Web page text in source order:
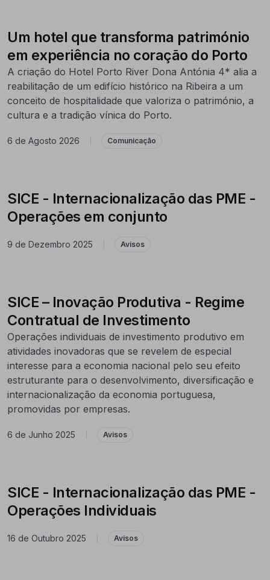
Um hotel que transforma património
em experiência no coração do Porto
A criação do Hotel Porto River Dona Antónia 4* alia a
reabilitação de um edifício histórico na Ribeira a um
conceito de hospitalidade que valoriza o património, a
cultura e a tradição vínica do Porto.
6 de Agosto 2026 Comunicação
SICE - Internacionalização das PME -
Operações em conjunto
9 de Dezembro 2025 Avisos
SICE – Inovação Produtiva - Regime
Contratual de Investimento
Operações individuais de investimento produtivo em
atividades inovadoras que se revelem de especial
interesse para a economia nacional pelo seu efeito
estruturante para o desenvolvimento, diversificação e
internacionalização da economia portuguesa,
promovidas por empresas.
6 de Junho 2025 Avisos
SICE - Internacionalização das PME -
Operações Individuais
16 de Outubro 2025 Avisos